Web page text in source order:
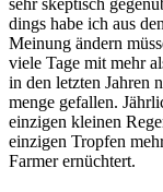
sehr skep­tisch
dings habe ich aus
Meinung ändern
viele Tage mit mehr
in den letzten Jahren
menge gefallen.
einzigen kleinen
einzigen Tropfen
Farmer ernüch­tert.